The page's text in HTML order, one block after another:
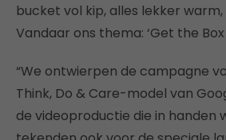
bucket vol kip, alles lekker
Vandaar ons thema: ‘Get the
“We ontwierpen de campagne
Think, Do & Care-model van
de videoproductie die in handen